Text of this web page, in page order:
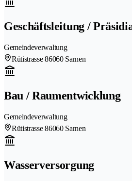
Geschäftsleitung /
Gemeindeverwaltung
Rütistrasse 86060 Sarnen
Bau / Raumentwicklung
Gemeindeverwaltung
Rütistrasse 86060 Sarnen
Wasserversorgung